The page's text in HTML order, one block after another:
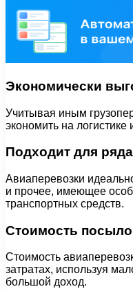
Экономически
Учитывая иным
экономить на
Подходит для
Авиаперевозки
и прочее, имеющее
транспортных средств.
Стоимость
Стоимость
затратах, используя
большой доход.